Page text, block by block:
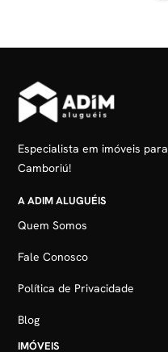
Especialista em imóveis
Camboriú!
A ADIM ALUGUÉIS
Quem Somos
Fale Conosco
Política de Privacidade
Blog
IMÓVEIS